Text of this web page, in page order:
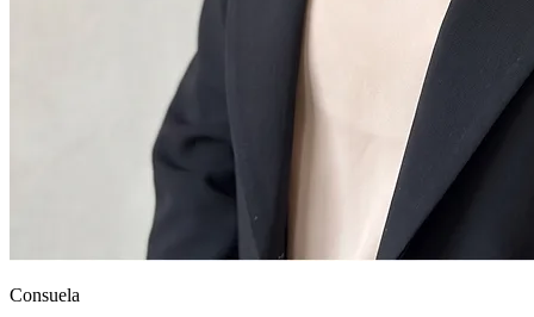
Consuela